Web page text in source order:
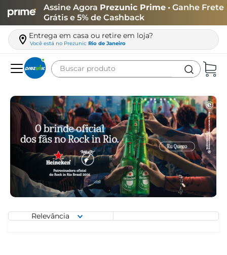
Assine Agora Prezunic Prime • Ganhe Frete
Grátis e 5% de Cashback
Entrega em casa ou retire em loja?
Você está no Prezunic Rio de Janeiro
Buscar produto
Relevância
carne
leite
café
queijo
azeite
biscoito
arroz